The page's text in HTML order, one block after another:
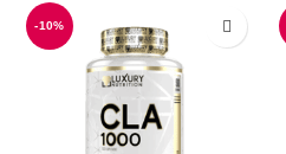
-10%